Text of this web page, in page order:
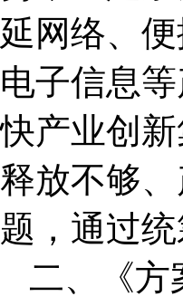
延网络、
电子信息
快产业创
释放不够
题，通过
二、《方